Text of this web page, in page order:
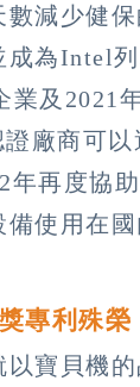
減少健
成為Intel
業及2021
廠商可以
年再度協
使用在
專利殊榮
寶貝機